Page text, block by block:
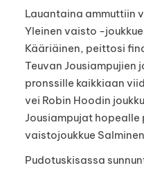
Lauantaina ammuttiin
Yleinen vaisto -
Kääriäinen, peittosi
Teuvan Jousiampujien
pronssille kaikkiaan
vei Robin Hoodin
Jousiampujat hopealle
vaistojoukkue
Pudotuskisassa